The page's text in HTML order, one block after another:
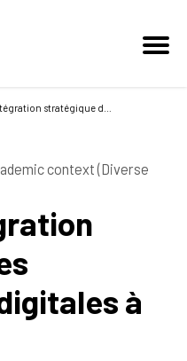
des technologies digitales à l’école - 2014
context (Diverse
à